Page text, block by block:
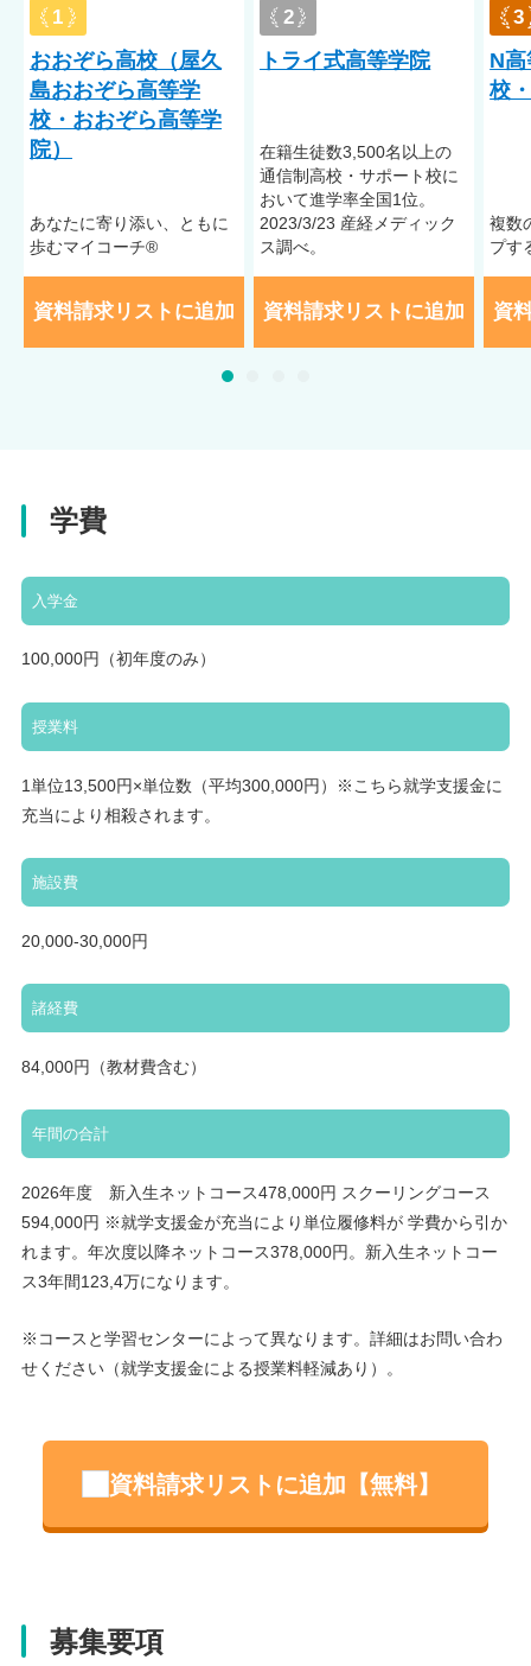
1
おおぞら高校（屋久
島おおぞら高等学
校・おおぞら高等学
院）
あなたに寄り添い、ともに
歩むマイコーチ®
資料請求リストに追加
2
トライ式高等学院
在籍⽣徒数3,500名以上の
通信制⾼校・サポート校に
おいて進学率全国1位。
2023/3/23 産経メディック
ス調べ。
資料請求リストに追加
3
N
校
複数
プす
資
学費
入学金
100,000円（初年度のみ）
授業料
1単位13,500円×単位数（平均300,000円）※こちら就学支援金に
充当により相殺されます。
施設費
20,000-30,000円
諸経費
84,000円（教材費含む）
年間の合計
2026年度 新入生ネットコース478,000円 スクーリングコース
594,000円 ※就学支援金が充当により単位履修料が 学費から引か
れます。年次度以降ネットコース378,000円。新入生ネットコー
ス3年間123,4万になります。
※コースと学習センターによって異なります。詳細はお問い合わ
せください（就学支援金による授業料軽減あり）。
資料請求リストに追加【無料】
募集要項